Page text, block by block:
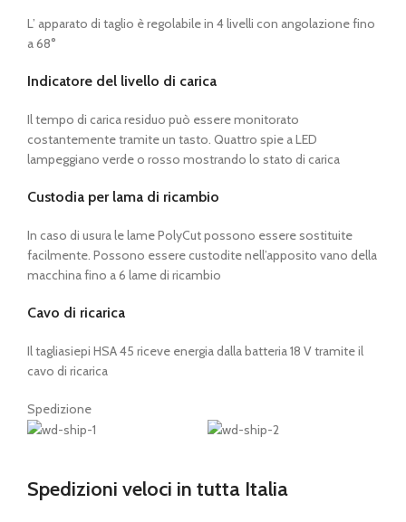
L’ apparato di taglio è regolabile in 4 livelli con angolazione fino
a 68°
Indicatore del livello di carica
Il tempo di carica residuo può essere monitorato
costantemente tramite un tasto. Quattro spie a LED
lampeggiano verde o rosso mostrando lo stato di carica
Custodia per lama di ricambio
In caso di usura le lame PolyCut possono essere sostituite
facilmente. Possono essere custodite nell’apposito vano della
macchina fino a 6 lame di ricambio
Cavo di ricarica
Il tagliasiepi HSA 45 riceve energia dalla batteria 18 V tramite il
cavo di ricarica
Spedizione
Spedizioni veloci in tutta Italia